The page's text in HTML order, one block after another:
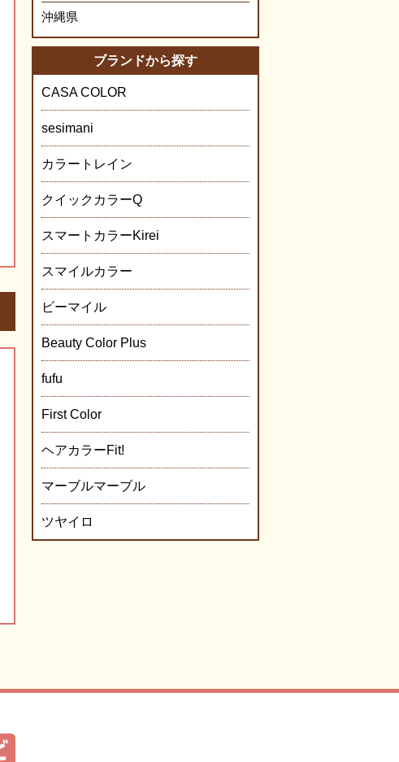
沖縄県
ブランドから探す
CASA COLOR
sesimani
カラートレイン
クイックカラーQ
スマートカラーKirei
スマイルカラー
ビーマイル
Beauty Color Plus
fufu
First Color
ヘアカラーFit!
マーブルマーブル
ツヤイロ